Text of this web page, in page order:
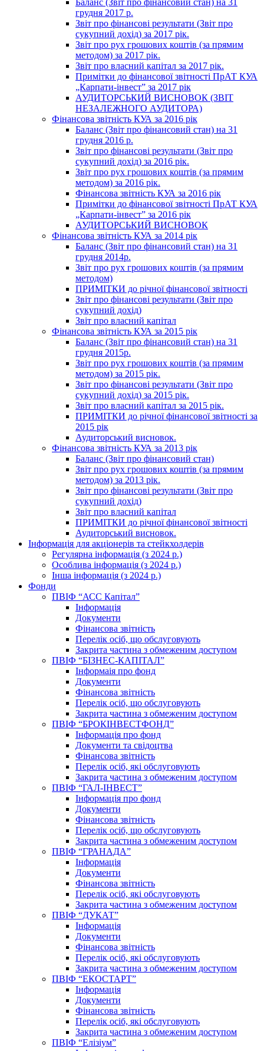
Баланс (Звіт про фінансовий стан) на 31
грудня 2017 р.
Звіт про фінансові результати (Звіт про
сукупний дохід) за 2017 рік.
Звіт про рух грошових коштів (за прямим
методом) за 2017 рік.
Звіт про власний капітал за 2017 рік.
Примітки до фінансової звітності ПрАТ КУА
„Карпати-інвест” за 2017 рік
АУДИТОРСЬКИЙ ВИСНОВОК (ЗВІТ
НЕЗАЛЕЖНОГО АУДИТОРА)
Фінансова звітність КУА за 2016 рік
Баланс (Звіт про фінансовий стан) на 31
грудня 2016 р.
Звіт про фінансові результати (Звіт про
сукупний дохід) за 2016 рік.
Звіт про рух грошових коштів (за прямим
методом) за 2016 рік.
Фінансова звітність КУА за 2016 рік
Примітки до фінансової звітності ПрАТ КУА
„Карпати-інвест” за 2016 рік
АУДИТОРСЬКИЙ ВИСНОВОК
Фінансова звітність КУА за 2014 рік
Баланс (Звіт про фінансовий стан) на 31
грудня 2014р.
Звіт про рух грошових коштів (за прямим
методом)
ПРИМІТКИ до річної фінансової звітності
Звіт про фінансові результати (Звіт про
сукупний дохід)
Звіт про власний капітал
Фінансова звітність КУА за 2015 рік
Баланс (Звіт про фінансовий стан) на 31
грудня 2015р.
Звіт про рух грошових коштів (за прямим
методом) за 2015 рік.
Звіт про фінансові результати (Звіт про
сукупний дохід) за 2015 рік.
Звіт про власний капітал за 2015 рік.
ПРИМІТКИ до річної фінансової звітності за
2015 рік
Аудиторський висновок.
Фінансова звітність КУА за 2013 рік
Баланс (Звіт про фінансовий стан)
Звіт про рух грошових коштів (за прямим
методом) за 2013 рік.
Звіт про фінансові результати (Звіт про
сукупний дохід)
Звіт про власний капітал
ПРИМІТКИ до річної фінансової звітності
Аудиторський висновок.
Інформація для акціонерів та стейкхолдерів
Регулярна інформація (з 2024 р.)
Особлива інформація (з 2024 р.)
Інша інформація (з 2024 р.)
Фонди
ПВІФ “АСС Капітал”
Інформація
Документи
Фінансова звітність
Перелік осіб, що обслуговують
Закрита частина з обмеженим доступом
ПВІФ “БІЗНЕС-КАПІТАЛ”
Інформаія про фонд
Документи
Фінансова звітність
Перелік осіб, що обслуговують
Закрита частина з обмеженим доступом
ПВІФ “БРОКІНВЕСТФОНД”
Інформація про фонд
Документи та свідоцтва
Фінансова звітність
Перелік осіб, які обслуговують
Закрита частина з обмеженим доступом
ПВІФ “ГАЛ-ІНВЕСТ”
Інформація про фонд
Документи
Фінансова звітність
Перелік осіб, що обслуговують
Закрита частина з обмеженим доступом
ПВІФ “ГРАНАДА”
Інформація
Документи
Фінансова звітність
Перелік осіб, які обслуговують
Закрита частина з обмеженим доступом
ПВІФ “ДУКАТ”
Інформація
Документи
Фінансова звітність
Перелік осіб, які обслуговують
Закрита частина з обмеженим доступом
ПВІФ “ЕКОСТАРТ”
Інформація
Документи
Фінансова звітність
Перелік осіб, які обслуговують
Закрита частина з обмеженим доступом
ПВІФ “Елізіум”